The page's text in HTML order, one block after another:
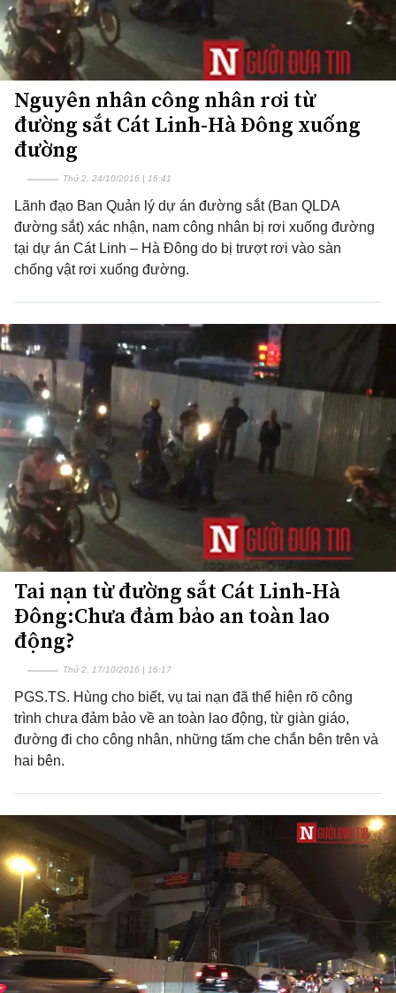
Nguyên nhân công nhân rơi từ
đường sắt Cát Linh-Hà Đông xuống
đường
Thứ 2, 24/10/2016 | 16:41
Lãnh đạo Ban Quản lý dự án đường sắt (Ban QLDA
đường sắt) xác nhận, nam công nhân bị rơi xuống đường
tại dự án Cát Linh – Hà Đông do bị trượt rơi vào sàn
chống vật rơi xuống đường.
Tai nạn từ đường sắt Cát Linh-Hà
Đông:Chưa đảm bảo an toàn lao
động?
Thứ 2, 17/10/2016 | 16:17
PGS.TS. Hùng cho biết, vụ tai nạn đã thể hiện rõ công
trình chưa đảm bảo về an toàn lao động, từ giàn giáo,
đường đi cho công nhân, những tấm che chắn bên trên và
hai bên.